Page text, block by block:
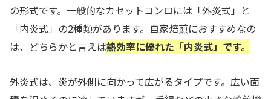
の形式です。一般的なカセットコンロには「外炎式」と
「内炎式」の2種類があります。自家焙煎におすすめなの
は、どちらかと言えば熱効率に優れた「内炎式」です。
外炎式は、炎が外側に向かって広がるタイプです。広い面